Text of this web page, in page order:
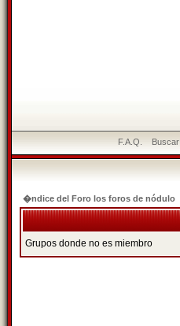
F.A.Q. Buscar
�ndice del Foro los foros de nódulo
Grupos donde no es miembro